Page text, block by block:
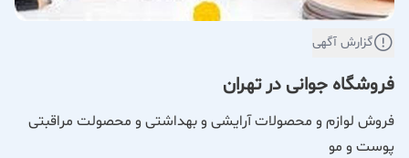
گزارش آگهی
فروشگاه جوانی در تهران
فروش لوازم و محصولات آرایشی و بهداشتی و محصولت مراقبتی
پوست و مو